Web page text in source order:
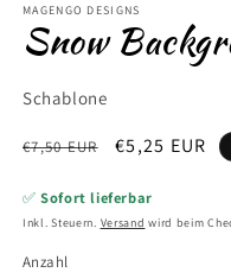
in
Modal
öffnen
MAGENGO DESIGNS
Snow
Schablone
Normaler
€7,50 EUR €5,25 EUR
✅Sofort lieferbar
Inkl. Steuern. Versand wird beim
Anzahl
Anzahl